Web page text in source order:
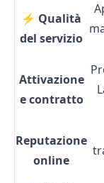
⚡ Qualità
del servizio
Attivazione
e contratto
Reputazione
online